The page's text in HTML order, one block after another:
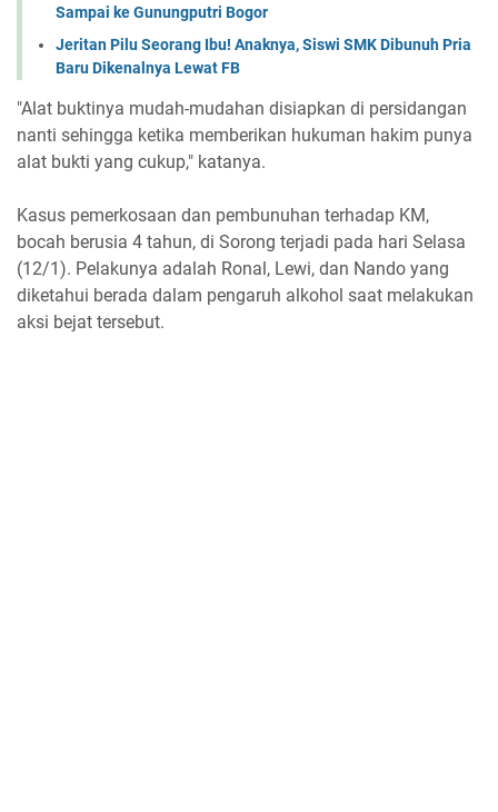
Sampai ke Gunungputri Bogor
Jeritan Pilu Seorang Ibu! Anaknya, Siswi SMK Dibunuh Pria
Baru Dikenalnya Lewat FB
"Alat buktinya mudah-mudahan disiapkan di persidangan
nanti sehingga ketika memberikan hukuman hakim punya
alat bukti yang cukup," katanya.
Kasus pemerkosaan dan pembunuhan terhadap KM,
bocah berusia 4 tahun, di Sorong terjadi pada hari Selasa
(12/1). Pelakunya adalah Ronal, Lewi, dan Nando yang
diketahui berada dalam pengaruh alkohol saat melakukan
aksi bejat tersebut.